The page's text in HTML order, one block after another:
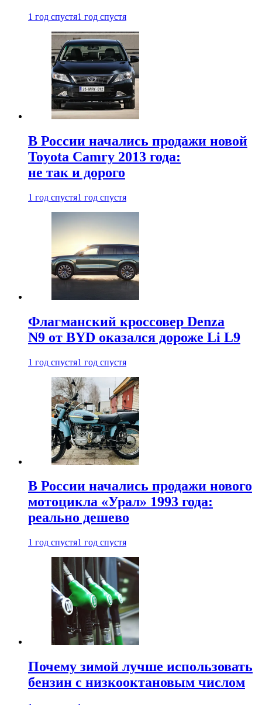
1 год спустя1 год спустя
В России начались продажи новой
Toyota Camry 2013 года:
не так и дорого
1 год спустя1 год спустя
Флагманский кроссовер Denza
N9 от BYD оказался дороже Li L9
1 год спустя1 год спустя
В России начались продажи нового
мотоцикла «Урал» 1993 года:
реально дешево
1 год спустя1 год спустя
Почему зимой лучше использовать
бензин с низкооктановым числом